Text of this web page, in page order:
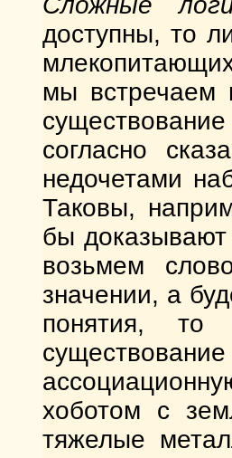
доступны, то
мы встречаем
согласно
недочетами
Таковы,
бы
возьмем
значении, а
понятия,
хоботом с
тяжелые